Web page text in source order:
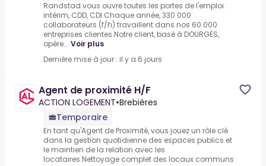
Randstad vous ouvre toutes les portes de l'emploi :
intérim, CDD, CDI.Chaque année, 330 000
collaborateurs (f/h) travaillent dans nos 60 000
entreprises clientes.Notre client, basé à DOURGES,
opère... Voir plus
Dernière mise à jour : il y a 6 jours
Agent de proximité H/F
ACTION LOGEMENT•Brebières
Temporaire
En tant qu'Agent de Proximité, vous jouez un rôle clé
dans la gestion quotidienne des espaces publics et
le maintien de la relation avec les
locataires.Nettoyage complet des locaux communs